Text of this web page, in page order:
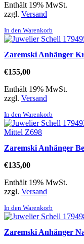
Enthält 19% MwSt.
zzgl. Versand
In den Warenkorb
Zaremski Anhänger
€155,00
Enthält 19% MwSt.
zzgl. Versand
In den Warenkorb
Zaremski Anhänger
€135,00
Enthält 19% MwSt.
zzgl. Versand
In den Warenkorb
Zaremski Anhänger